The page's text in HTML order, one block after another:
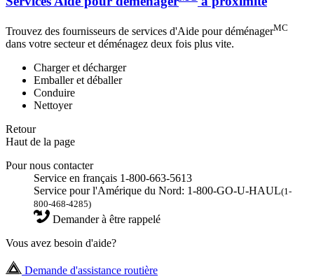
Trouvez des fournisseurs de services d'Aide pour déménagerMC
dans votre secteur et déménagez deux fois plus vite.
Charger et décharger
Emballer et déballer
Conduire
Nettoyer
Retour
Haut de la page
Pour nous contacter
Service en français 1-800-663-5613
Service pour l'Amérique du Nord: 1-800-GO-U-HAUL(1-
800-468-4285)
Demander à être rappelé
Vous avez besoin d'aide?
Demande d'assistance routière